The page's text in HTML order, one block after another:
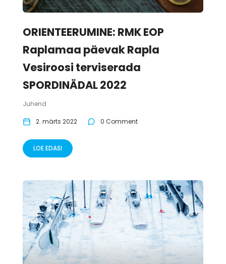
ORIENTEERUMINE: RMK EOP
Raplamaa päevak Rapla
Vesiroosi terviserada
SPORDINÄDAL 2022
Juhend
2. märts 2022 0 Comment
LOE EDASI